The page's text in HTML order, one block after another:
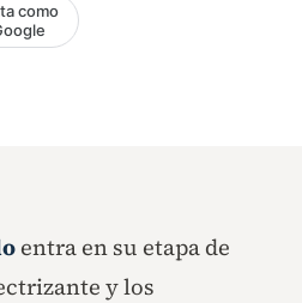
como
entra en su etapa de
y los